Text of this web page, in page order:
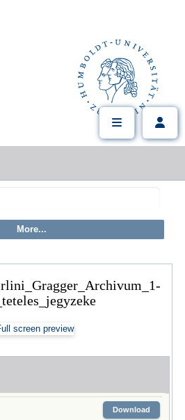
Download